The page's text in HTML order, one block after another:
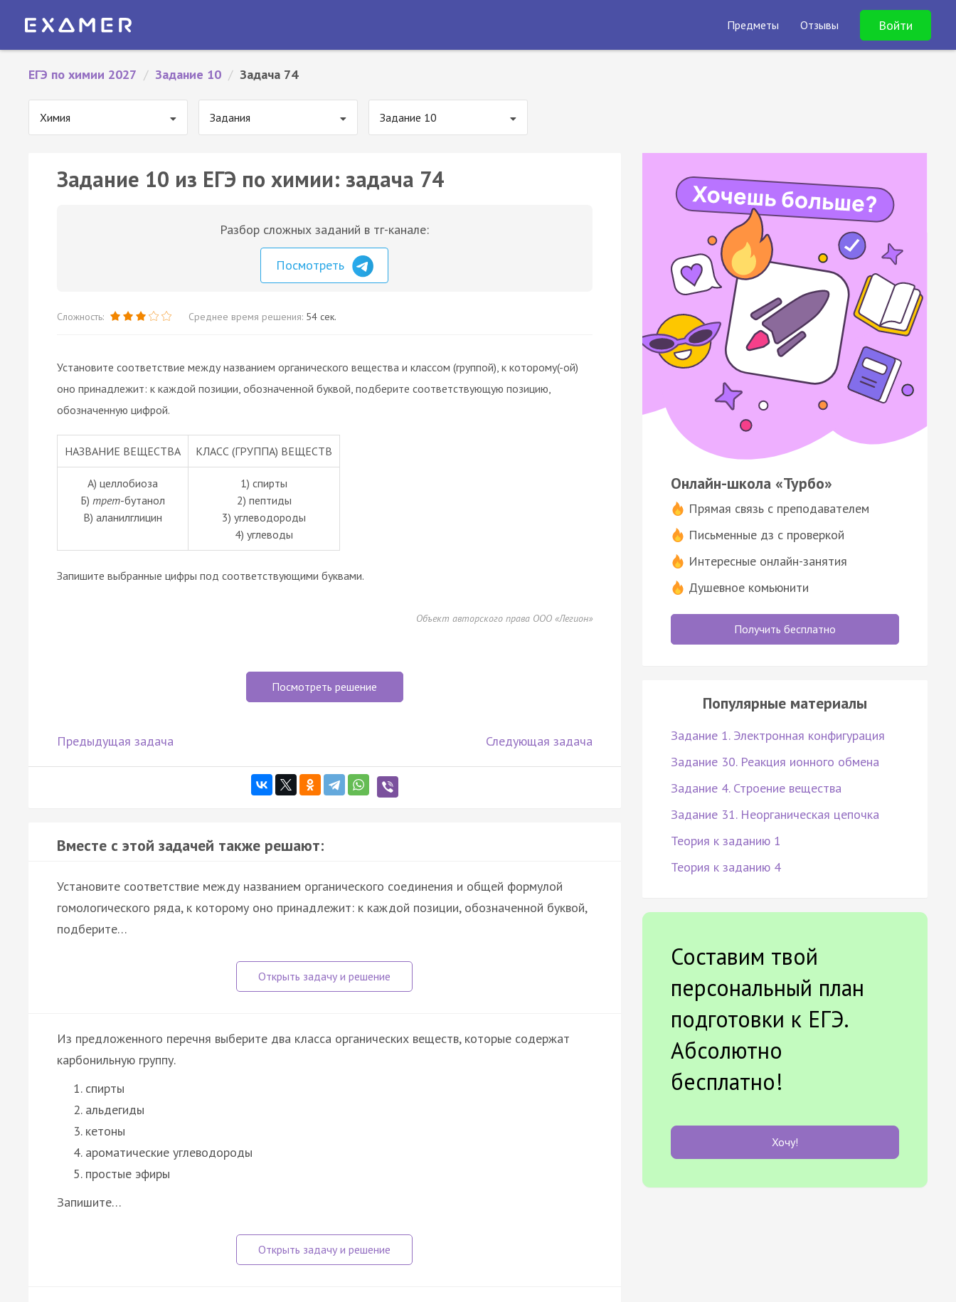
Предметы Отзывы Войти
ЕГЭ по химии 2027 / Задание 10 / Задача 74
Химия Задания Задание 10
Задание 10 из ЕГЭ по химии: задача 74
Разбор сложных заданий в тг-канале:
Посмотреть
Сложность: Среднее время решения: 54 сек.
Установите соответствие между названием органического вещества и классом (группой), к которому(-ой)
оно принадлежит: к каждой позиции, обозначенной буквой, подберите соответствующую позицию,
обозначенную цифрой.
НАЗВАНИЕ ВЕЩЕСТВА КЛАСС (ГРУППА) ВЕЩЕСТВ
А) целлобиоза
Б) трет-бутанол
В) аланилглицин
1) спирты
2) пептиды
3) углеводороды
4) углеводы
Запишите выбранные цифры под соответствующими буквами.
Объект авторского права ООО «Легион»
Посмотреть решение
Предыдущая задача Следующая задача
Вместе с этой задачей также решают:
Установите соответствие между названием органического соединения и общей формулой
гомологического ряда, к которому оно принадлежит: к каждой позиции, обозначенной буквой,
подберите…
Из предложенного перечня выберите два класса органических веществ, которые содержат
карбонильную группу.
спирты
альдегиды
кетоны
ароматические углеводороды
простые эфиры
Запишите…
Онлайн-школа «Турбо»
Прямая связь с преподавателем
Письменные дз с проверкой
Интересные онлайн-занятия
Душевное комьюнити
Получить бесплатно
Популярные материалы
Задание 1. Электронная конфигурация
Задание 30. Реакция ионного обмена
Задание 4. Строение вещества
Задание 31. Неорганическая цепочка
Теория к заданию 1
Теория к заданию 4
Составим твой
персональный план
подготовки к ЕГЭ.
Абсолютно
бесплатно!
Хочу!